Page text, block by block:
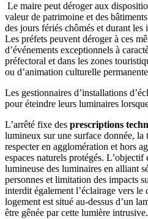
Le maire peut déroger aux
valeur de patrimoine et des
des jours fériés chômés et durant
Les préfets peuvent déroger à ces
d’événements exceptionnels à
préfectoral et dans les zones
ou d’animation culturelle
Les gestionnaires d’installations
pour éteindre leurs luminaires
L’arrêté fixe des prescriptions
lumineux sur une surface donnée,
respecter en agglomération et hors
espaces naturels protégés. L’objectif
lumineuse des luminaires en alliant
personnes et limitation des impacts
interdit également l’éclairage vers
logement est situé au-dessus d’un
être gênée par cette lumière intrusive.